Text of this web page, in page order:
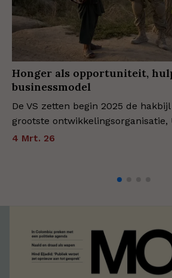
Honger als opportuniteit,
businessmodel
De VS zetten begin 2025 de
grootste ontwikkelingsorganisatie,
4 Mrt. 26